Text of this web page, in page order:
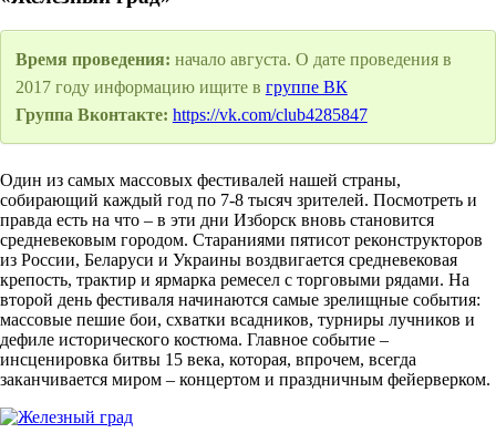
Время проведения: начало августа. О дате проведения в
2017 году информацию ищите в группе ВК
Группа Вконтакте: https://vk.com/club4285847
Один из самых массовых фестивалей нашей страны,
собирающий каждый год по 7-8 тысяч зрителей. Посмотреть и
правда есть на что – в эти дни Изборск вновь становится
средневековым городом. Стараниями пятисот реконструкторов
из России, Беларуси и Украины воздвигается средневековая
крепость, трактир и ярмарка ремесел с торговыми рядами. На
второй день фестиваля начинаются самые зрелищные события:
массовые пешие бои, схватки всадников, турниры лучников и
дефиле исторического костюма. Главное событие –
инсценировка битвы 15 века, которая, впрочем, всегда
заканчивается миром – концертом и праздничным фейерверком.